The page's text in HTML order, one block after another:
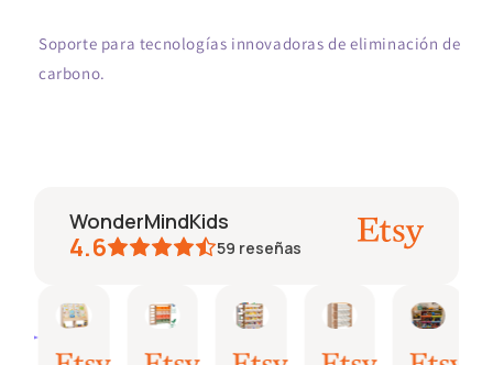
Soporte para tecnologías innovadoras de eliminación de
carbono.
WonderMindKids
4.6 59 reseñas
Resumen de IA
27
12
27
14
20